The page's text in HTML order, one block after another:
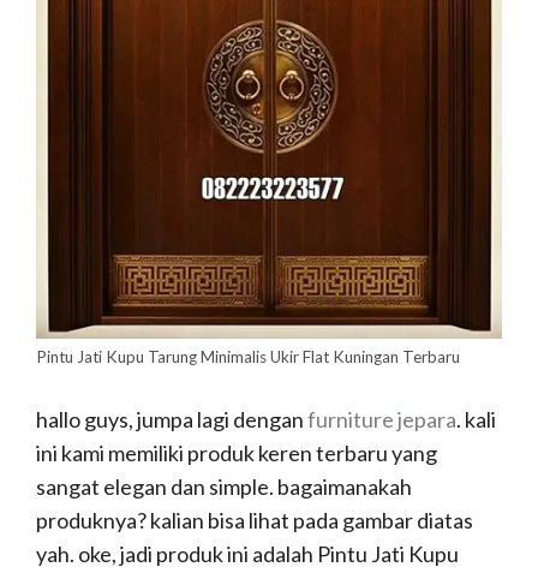
Pintu Jati Kupu Tarung Minimalis Ukir Flat Kuningan Terbaru
hallo guys, jumpa lagi denganfurniture jepara. kali
ini kami memiliki produk keren terbaru yang
sangat elegan dan simple. bagaimanakah
produknya? kalian bisa lihat pada gambar diatas
yah. oke, jadi produk ini adalah Pintu Jati Kupu